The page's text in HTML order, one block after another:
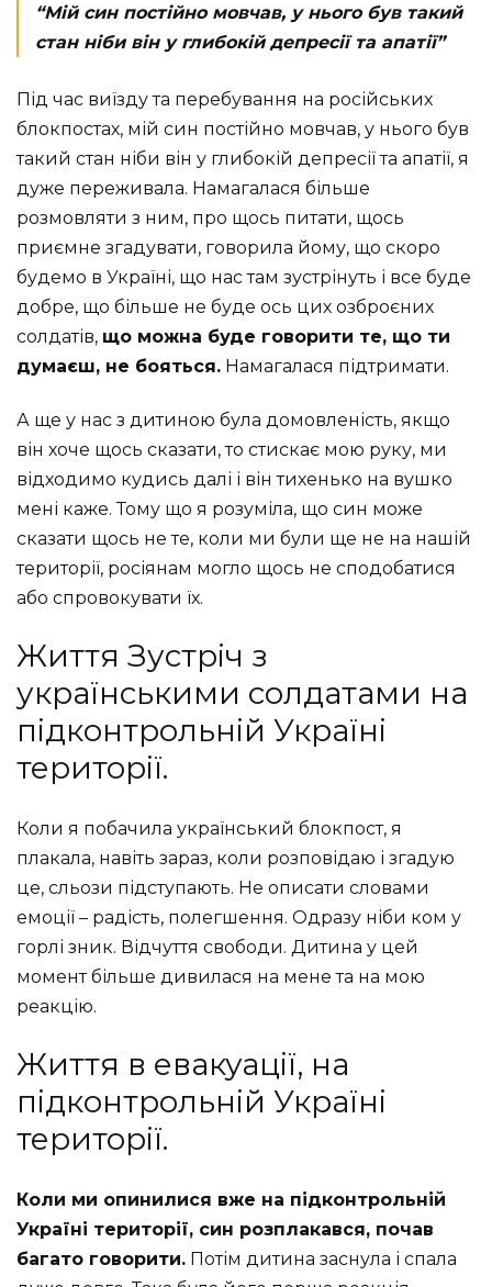
“Мій син постійно мовчав, у нього був такий
стан ніби він у глибокій депресії та апатії”
Під час виїзду та перебування на російських
блокпостах, мій син постійно мовчав, у нього був
такий стан ніби він у глибокій депресії та апатії, я
дуже переживала. Намагалася більше
розмовляти з ним, про щось питати, щось
приємне згадувати, говорила йому, що скоро
будемо в Україні, що нас там зустрінуть і все буде
добре, що більше не буде ось цих озброєних
солдатів, що можна буде говорити те, що ти
думаєш, не бояться. Намагалася підтримати.
А ще у нас з дитиною була домовленість, якщо
він хоче щось сказати, то стискає мою руку, ми
відходимо кудись далі і він тихенько на вушко
мені каже. Тому що я розуміла, що син може
сказати щось не те, коли ми були ще не на нашій
території, росіянам могло щось не сподобатися
або спровокувати їх.
Життя Зустріч з
українськими солдатами на
підконтрольній Україні
території.
Коли я побачила український блокпост, я
плакала, навіть зараз, коли розповідаю і згадую
це, сльози підступають. Не описати словами
емоції – радість, полегшення. Одразу ніби ком у
горлі зник. Відчуття свободи. Дитина у цей
момент більше дивилася на мене та на мою
реакцію.
Життя в евакуації, на
підконтрольній Україні
території.
Коли ми опинилися вже на підконтрольній
Україні території, син розплакався, почав
багато говорити. Потім дитина заснула і спала